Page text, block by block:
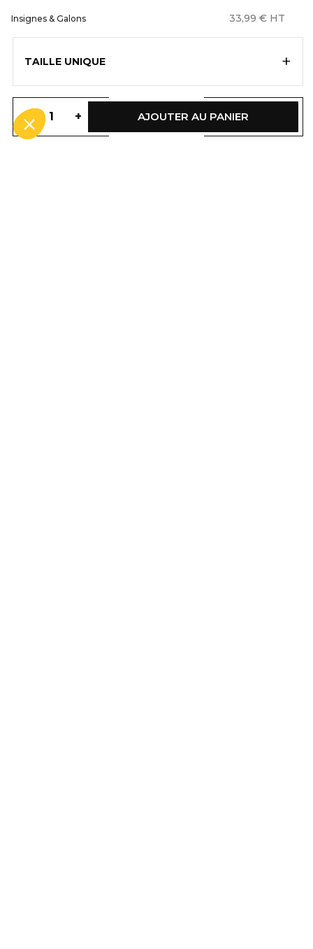
Insignes & Galons 33,99 € HT
TAILLE UNIQUE +
- + AJOUTER AU PANIER
caractéristiques techniques qui
permettent à chaque utilisateur de
DESCRIPTION
La paire de galons d'épaules dorés pour femme
GALATA complètera parfaitement vos tenues avec